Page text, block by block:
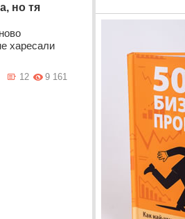
но тя
харесали
9 161
12